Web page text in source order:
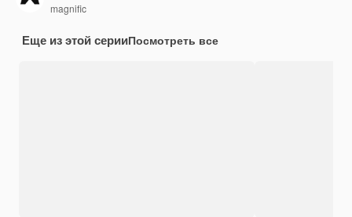
magnific
Еще из этой серииПосмотреть все